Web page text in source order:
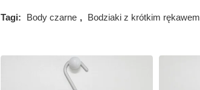
Certyfikat Oeko-Tex 100
Tagi: Body czarne , Bodziaki z krótkim rękawem